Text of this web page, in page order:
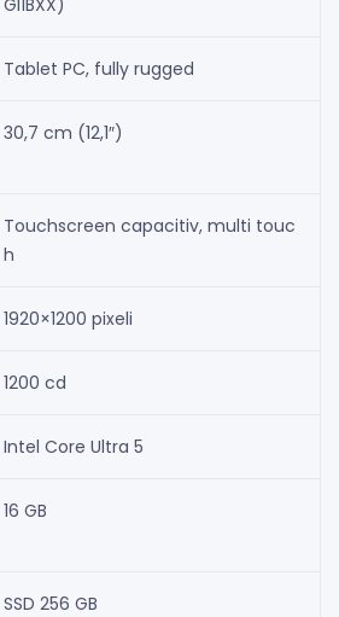
Tablet PC, fully rugged
30,7 cm (12,1″)
Touchscreen capacitiv, multi touc
h
1920×1200 pixeli
1200 cd
Intel Core Ultra 5
16 GB
SSD 256 GB